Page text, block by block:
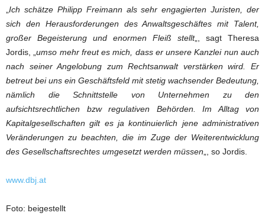
Ich schätze Philipp Freimann als sehr engagierten Juristen, der
sich den Herausforderungen des Anwaltsgeschäftes mit Talent,
großer Begeisterung und enormen Fleiß stellt„, sagt Theresa
Jordis, „umso mehr freut es mich, dass er unsere Kanzlei nun auch
nach seiner Angelobung zum Rechtsanwalt verstärken wird. Er
betreut bei uns ein Geschäftsfeld mit stetig wachsender Bedeutung,
nämlich die Schnittstelle von Unternehmen zu den
aufsichtsrechtlichen bzw regulativen Behörden. Im Alltag von
Kapitalgesellschaften gilt es ja kontinuierlich jene administrativen
Veränderungen zu beachten, die im Zuge der Weiterentwicklung
des Gesellschaftsrechtes umgesetzt werden müssen „, so Jordis.
www.dbj.at
Foto: beigestellt